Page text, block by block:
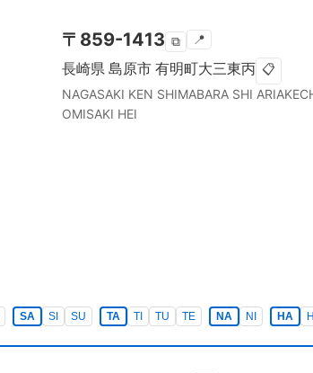
〒 859-1413 ⧉ 📍
長崎県 島原市 有明町大三東丙 📋
NAGASAKI KEN SHIMABARA SHI
OMISAKI HEI
SA SI SU TA TI TU TE NA NI HA HI